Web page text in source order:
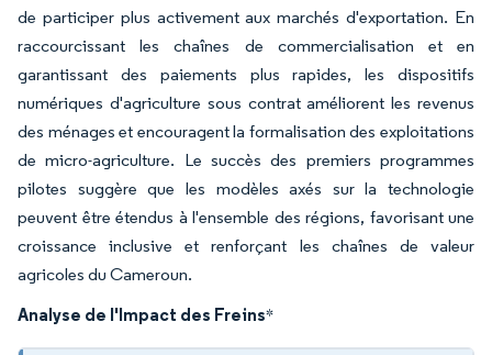
de participer plus activement aux marchés d'exportation. En
raccourcissant les chaînes de commercialisation et en
garantissant des paiements plus rapides, les dispositifs
numériques d'agriculture sous contrat améliorent les revenus
des ménages et encouragent la formalisation des exploitations
de micro-agriculture. Le succès des premiers programmes
pilotes suggère que les modèles axés sur la technologie
peuvent être étendus à l'ensemble des régions, favorisant une
croissance inclusive et renforçant les chaînes de valeur
agricoles du Cameroun.
Analyse de l'Impact des Freins*